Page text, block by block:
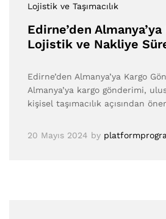
Lojistik ve Taşımacılık
Edirne’den
Lojistik ve Nakliye
Edirne’den Almanya’ya Kargo
Almanya’ya kargo gönderimi,
kişisel taşımacılık açısından
20 Mayıs 2024 by